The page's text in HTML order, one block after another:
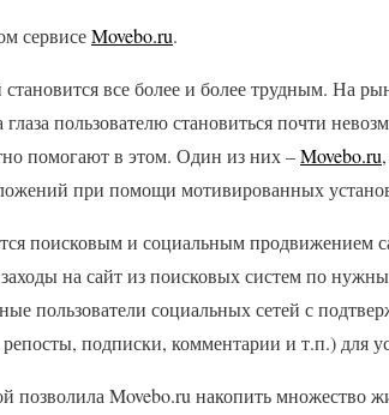
сервисеMovebo.ru.
все более и более трудным. На
глаза пользователю становиться почти
помогают в этом. Один из них –Movebo.ru
при помощи мотивированных
поисковым и социальным продвижением
заходы на сайт из поисковых систем по
пользователи социальных сетей с
подписки, комментарии и т.п.) для
позволила Movebo.ru накопить множество